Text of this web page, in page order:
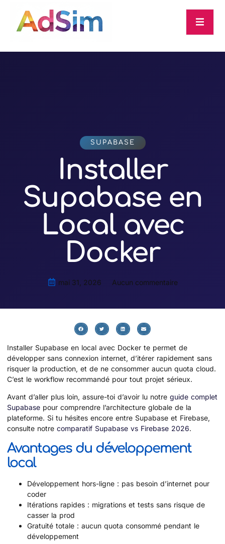
SUPABASE
Installer
Supabase en
Local avec
Docker
mai 31, 2026 Aucun commentaire
Installer Supabase en local avec Docker te permet de
développer sans connexion internet, d’itérer rapidement sans
risquer la production, et de ne consommer aucun quota cloud.
C’est le workflow recommandé pour tout projet sérieux.
Avant d’aller plus loin, assure-toi d’avoir lu notre guide complet
Supabase pour comprendre l’architecture globale de la
plateforme. Si tu hésites encore entre Supabase et Firebase,
consulte notre comparatif Supabase vs Firebase 2026.
Avantages du développement
local
Développement hors-ligne : pas besoin d’internet pour
coder
Itérations rapides : migrations et tests sans risque de
casser la prod
Gratuité totale : aucun quota consommé pendant le
développement